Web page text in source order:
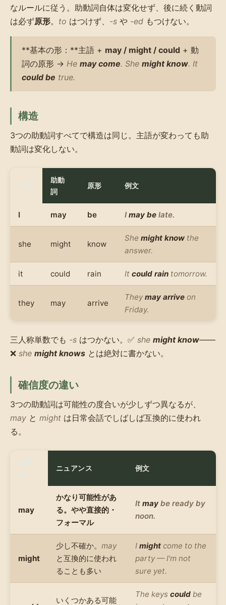
なルールに従う。助動詞自体は変化せず、後に続く動詞
は必ず原形。 to はつけず、 -s や -ed もつけない。
**基本の形：**主語 + may / might / could + 動
詞の原形 → He may come. She might know. It
could be true.
構造
3つの助動詞すべてで構造は同じ。主語が変わっても助
動詞は変化しない。
助動
詞
原形 例文
I may be I may be late.
she might know
She might know the
answer.
it could rain It could rain tomorrow.
they may arrive
They may arrive on
Friday.
三人称単数でも -s はつかない。✅ she might know——
❌ she might knows とは絶対に書かない。
確信度の違い
3つの助動詞は可能性の度合いが少しずつ異なるが、
may と might は日常会話でしばしば互換的に使われ
る。
ニュアンス 例文
may
かなり可能性があ
る。やや直接的・
フォーマル
It may be ready by
noon.
might
少し不確か。 may
と互換的に使われ
ることも多い
I might come to the
party — I'm not
sure yet.
いくつかある可能
The keys could be